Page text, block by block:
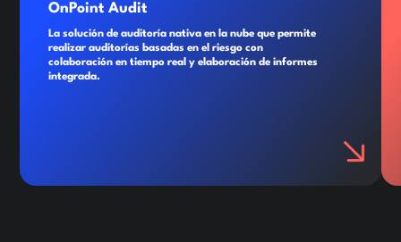
OnPoint Audit
La solución de auditoría nativa en la nube que permite
realizar auditorías basadas en el riesgo con
colaboración en tiempo real y elaboración de informes
integrada.